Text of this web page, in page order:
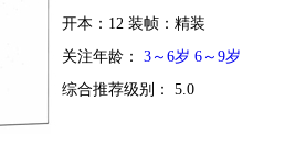
开本：12 装帧：精装
关注年龄： 3～6岁 6～9岁
综合推荐级别： 5.0